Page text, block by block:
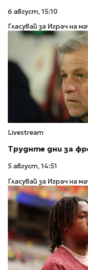
6 август, 15:10
Гласувай за Играч на
Livestream
Труднте дни за
5 август, 14:51
Гласувай за Играч на